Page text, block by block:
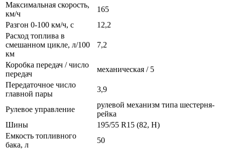
Максимальная скорость,
км/ч
165
Разгон 0-100 км/ч, с
12,2
Расход топлива в
смешанном цикле, л/100
км
7,2
Коробка передач / число
передач
механическая / 5
Передаточное число
главной пары
3,9
Рулевое управление
рулевой механизм типа шестерня-
рейка
Шины
195/55 R15 (82, Н)
Емкость топливного
бака, л
50